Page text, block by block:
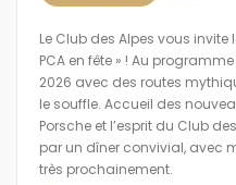
Le Club des Alpes vous invite
PCA en fête » ! Au
2026 avec des routes
le souffle. Accueil des
Porsche et l’esprit du Club
par un dîner convivial, avec
très prochainement.